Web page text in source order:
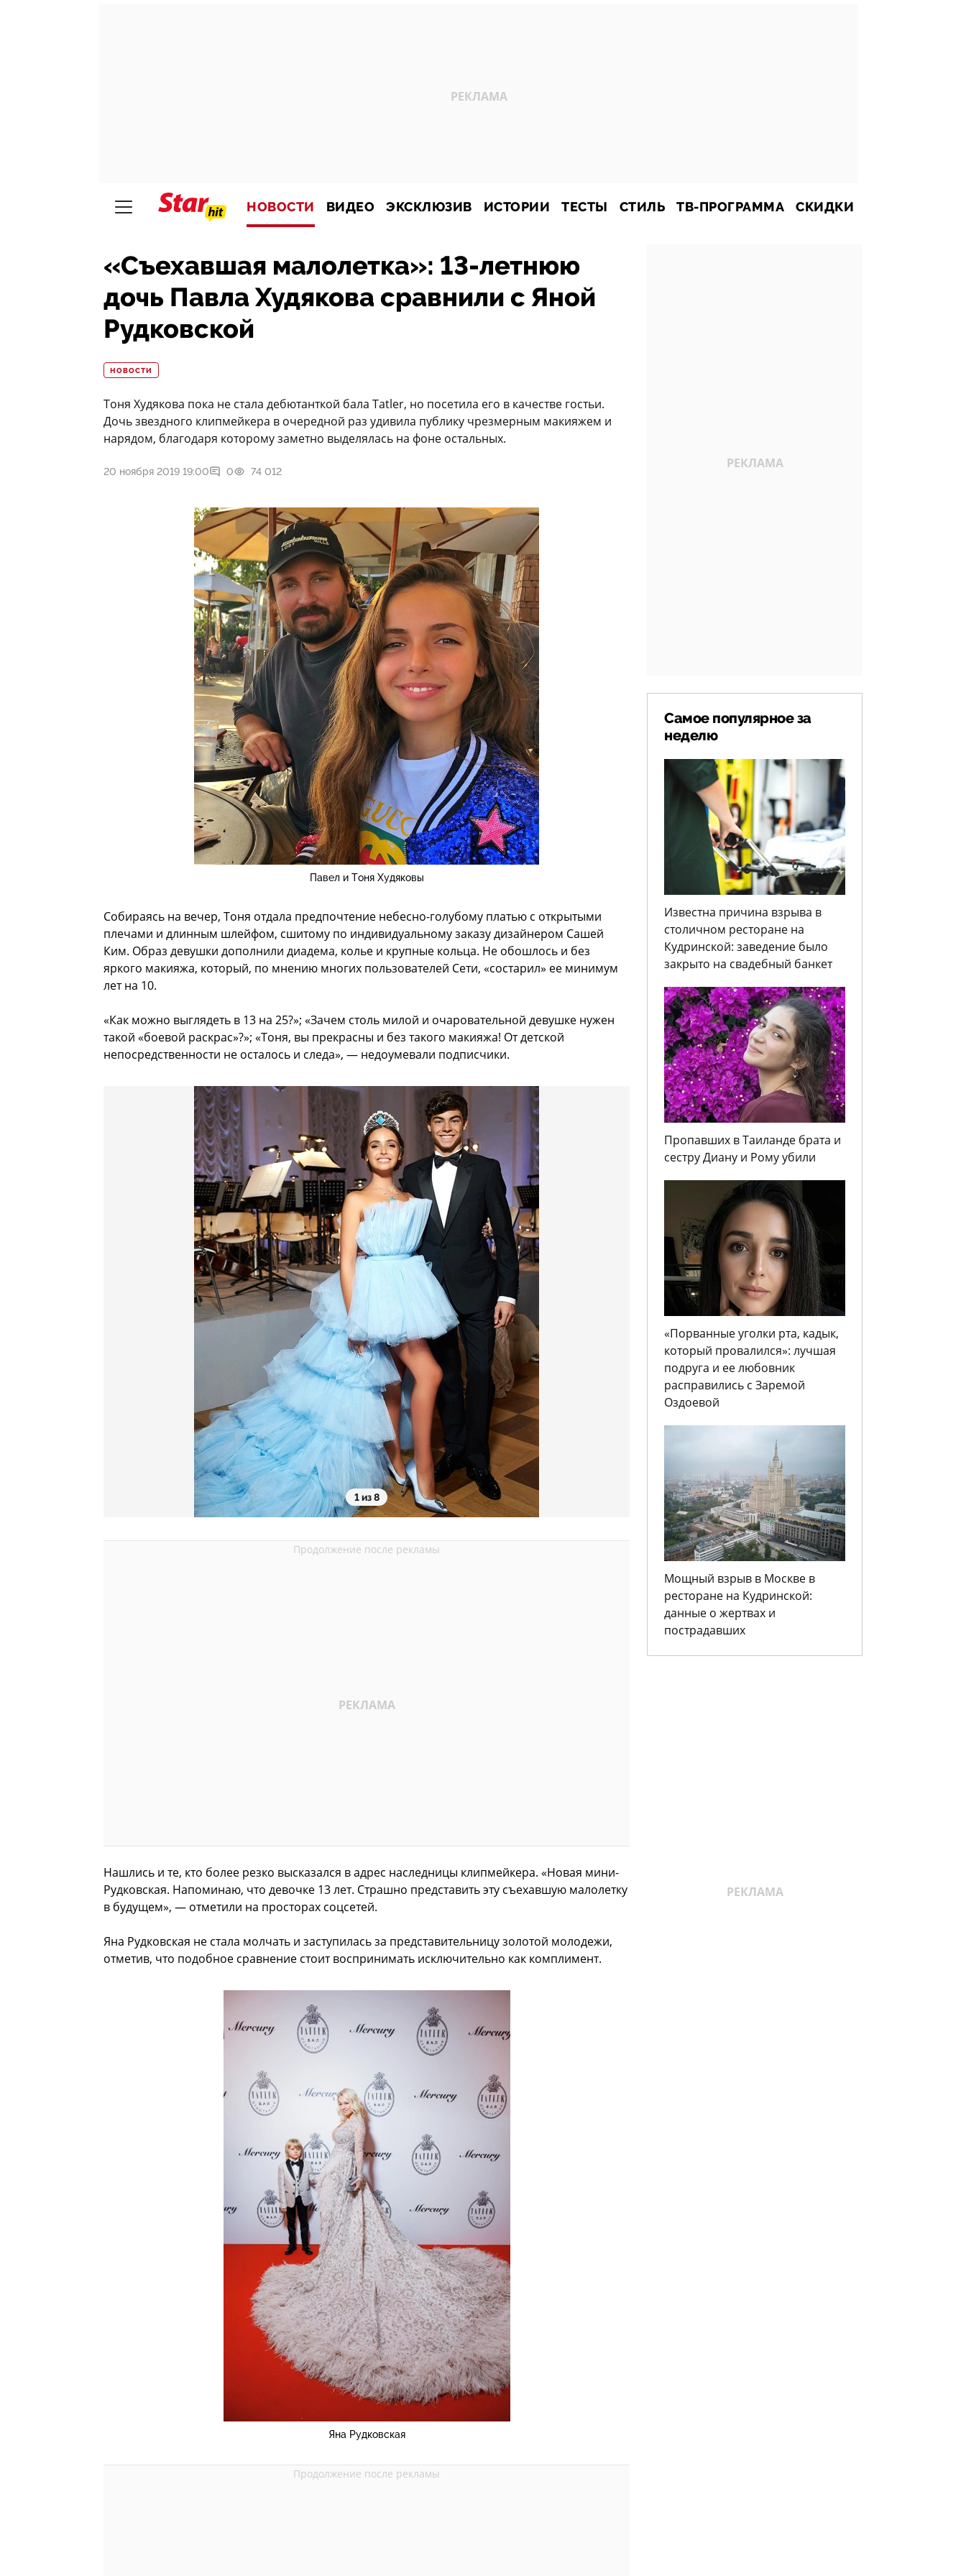
НОВОСТИ ВИДЕО ЭКСКЛЮЗИВ ИСТОРИИ ТЕСТЫ СТИЛЬ ТВ-ПРОГРАММА СКИДКИ
«Съехавшая малолетка»: 13-летнюю
дочь Павла Худякова сравнили с Яной
Рудковской
НОВОСТИ
Тоня Худякова пока не стала дебютанткой бала Tatler, но посетила его в качестве гостьи.
Дочь звездного клипмейкера в очередной раз удивила публику чрезмерным макияжем и
нарядом, благодаря которому заметно выделялась на фоне остальных.
20 ноября 2019 19:00 0 74 012
Павел и Тоня Худяковы
Собираясь на вечер, Тоня отдала предпочтение небесно-голубому платью с открытыми
плечами и длинным шлейфом, сшитому по индивидуальному заказу дизайнером Сашей
Ким. Образ девушки дополнили диадема, колье и крупные кольца. Не обошлось и без
яркого макияжа, который, по мнению многих пользователей Сети, «состарил» ее минимум
лет на 10.
«Как можно выглядеть в 13 на 25?»; «Зачем столь милой и очаровательной девушке нужен
такой «боевой раскрас»?»; «Тоня, вы прекрасны и без такого макияжа! От детской
непосредственности не осталось и следа», — недоумевали подписчики.
1 из 8
Нашлись и те, кто более резко высказался в адрес наследницы клипмейкера. «Новая мини-
Рудковская. Напоминаю, что девочке 13 лет. Страшно представить эту съехавшую малолетку
в будущем», — отметили на просторах соцсетей.
Яна Рудковская не стала молчать и заступилась за представительницу золотой молодежи,
отметив, что подобное сравнение стоит воспринимать исключительно как комплимент.
Яна Рудковская
Самое популярное за
неделю
Известна причина взрыва в
столичном ресторане на
Кудринской: заведение было
закрыто на свадебный банкет
Пропавших в Таиланде брата и
сестру Диану и Рому убили
«Порванные уголки рта, кадык,
который провалился»: лучшая
подруга и ее любовник
расправились с Заремой
Оздоевой
Мощный взрыв в Москве в
ресторане на Кудринской:
данные о жертвах и
пострадавших